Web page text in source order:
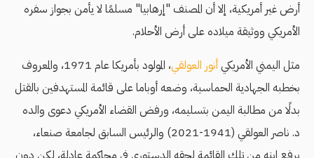
أرض غير أمريكية، إلا أن المصنف "إرهابيا" مسلمًا لا يأمن بجواز سفره
الأمريكي ووثيقة ميلاده على أرض الأحلام.
مثل اليمني الأمريكيأنور العولقي
، المولود بأمريكا عام 1971، والمعروف
بخطبه الجهادية الحماسية، وضعه أوباما على قائمة المستهدفين بالقتل
بدلًا من مطالبة اليمن بتسليمه، ورفض القضاء الأمريكي دعوى والده
د. ناصر العولقي (1941-2021) والرئيس السابق لجامعة صنعاء،